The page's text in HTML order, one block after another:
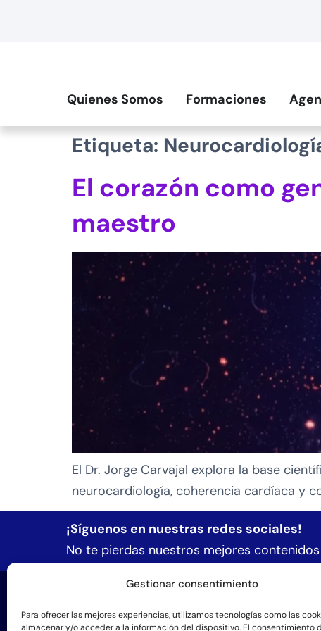
Gestionar consentimiento
Para ofrecer las mejores experiencias, utilizamos tecnologías como las
almacenar y/o acceder a la información del dispositivo. El consentimiento
Quienes Somos Formaciones
Etiqueta:
El corazón como
maestro
El Dr. Jorge Carvajal explora la base
neurocardiología, coherencia cardíaca y
¡Síguenos en nuestras redes sociales!
No te pierdas nuestros mejores